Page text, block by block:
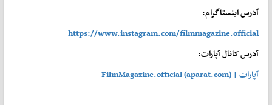
آدرس اینستاگرام:
https://www.instagram.com/filmmagazine.official
آدرس کانال آپارات:
آپارات | FilmMagazine.official (aparat.com)